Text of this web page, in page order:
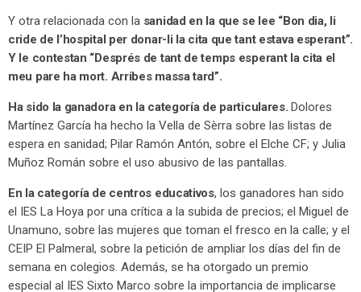
Y otra relacionada con la sanidad en la que se lee “Bon dia, li
cride de l’hospital per donar-li la cita que tant estava esperant”.
Y le contestan “Després de tant de temps esperant la cita el
meu pare ha mort. Arribes massa tard”.
Ha sido la ganadora en la categoría de particulares.Dolores
Martínez García ha hecho la Vella de Sèrra sobre las listas de
espera en sanidad; Pilar Ramón Antón, sobre el Elche CF; y Julia
Muñoz Román sobre el uso abusivo de las pantallas.
En la categoría de centros educativos, los ganadores han sido
el IES La Hoya por una crítica a la subida de precios; el Miguel de
Unamuno, sobre las mujeres que toman el fresco en la calle; y el
CEIP El Palmeral, sobre la petición de ampliar los días del fin de
semana en colegios. Además, se ha otorgado un premio
especial al IES Sixto Marco sobre la importancia de implicarse